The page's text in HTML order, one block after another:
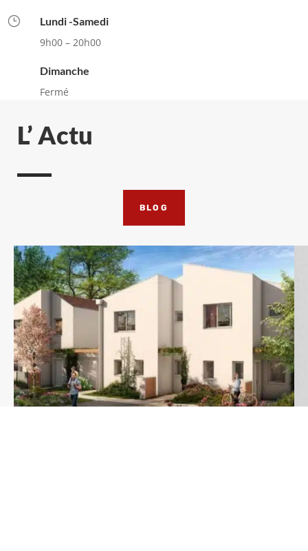
}
Lundi -Samedi
9h00 – 20h00
Dimanche
Fermé
L’ Actu
BLOG